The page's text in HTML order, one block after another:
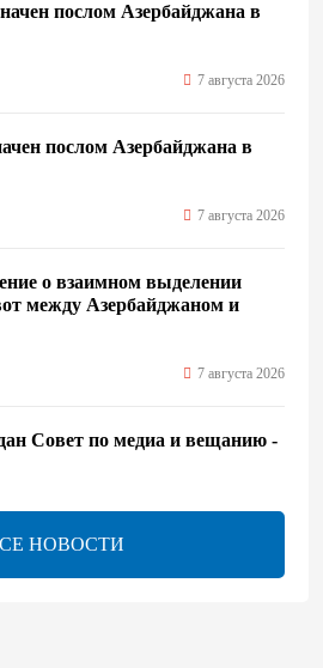
послом Азербайджана в
7 августа 2026
послом Азербайджана в
7 августа 2026
о взаимном выделении
между Азербайджаном и
7 августа 2026
Совет по медиа и вещанию -
7 августа 2026
рынок и вводит
НОВОСТИ